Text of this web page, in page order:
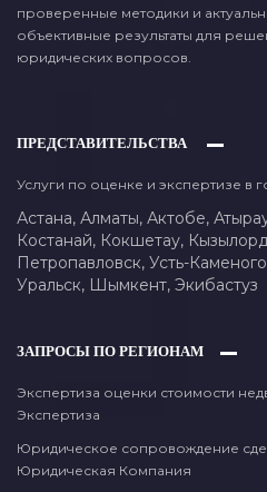
проверенные методики и
объективные результаты для
юридических вопросов.
ПРЕДСТАВИТЕЛЬСТВА
Услуги по оценке и экспертизе в
Астана, Алматы, Актобе,
Костанай, Кокшетау,
Петропавловск, Усть-
Уральск, Шымкент, Экибастуз
ЗАПРОСЫ ПО РЕГИОНАМ
Экспертиза оценки стоимости
Экспертиза
Юридическое сопровождение
Юридическая Компания